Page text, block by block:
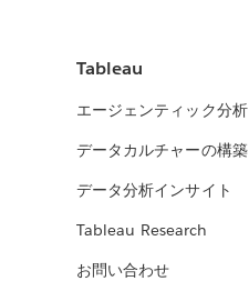
Tableau
エージェンティック分析
データカルチャーの構築
データ分析インサイト
Tableau Research
お問い合わせ